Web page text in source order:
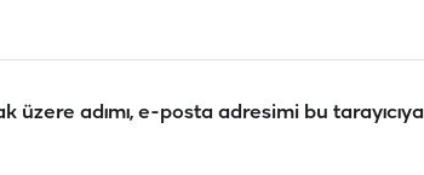
üzere adımı, e-posta adresimi bu tarayıcıya